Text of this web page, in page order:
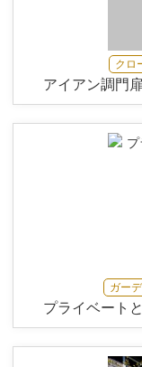
クロ
アイアン調門
ガー
プライベート